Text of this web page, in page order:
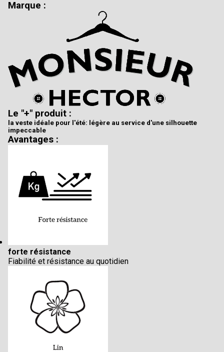
Marque :
Le "+" produit :
la veste idéale pour l'été: légère au service d'une silhouette
impeccable
Avantages :
forte résistance
Fiabilité et résistance au quotidien